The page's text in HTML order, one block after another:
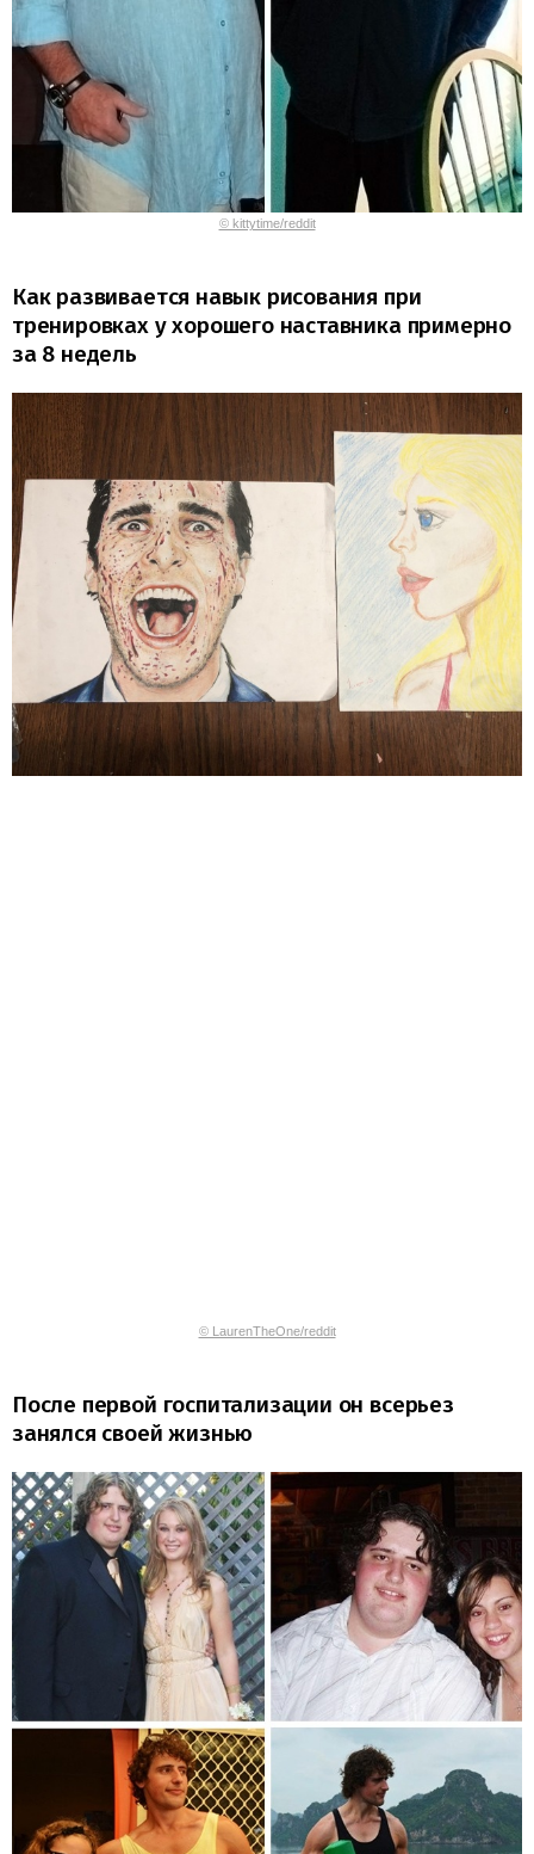
© kittytime/reddit
Как развивается навык рисования при
тренировках у хорошего наставника примерно
за 8 недель
© LaurenTheOne/reddit
После первой госпитализации он всерьез
занялся своей жизнью